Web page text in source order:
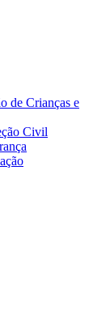
de Crianças e
Civil